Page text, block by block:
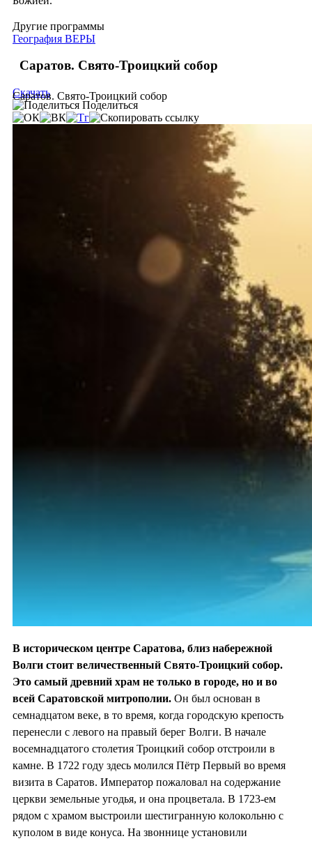
Другие программы
География ВЕРЫ
Саратов. Свято-Троицкий собор
Саратов. Свято-Троицкий собор
Скачать
Поделиться
В историческом центре Саратова, близ набережной
Волги стоит величественный Свято-Троицкий собор.
Это самый древний храм не только в городе, но и во
всей Саратовской митрополии. Он был основан в
семнадцатом веке, в то время, когда городскую крепость
перенесли с левого на правый берег Волги. В начале
восемнадцатого столетия Троицкий собор отстроили в
камне. В 1722 году здесь молился Пётр Первый во время
визита в Саратов. Император пожаловал на содержание
церкви земельные угодья, и она процветала. В 1723-ем
рядом с храмом выстроили шестигранную колокольню с
куполом в виде конуса. На звоннице установили